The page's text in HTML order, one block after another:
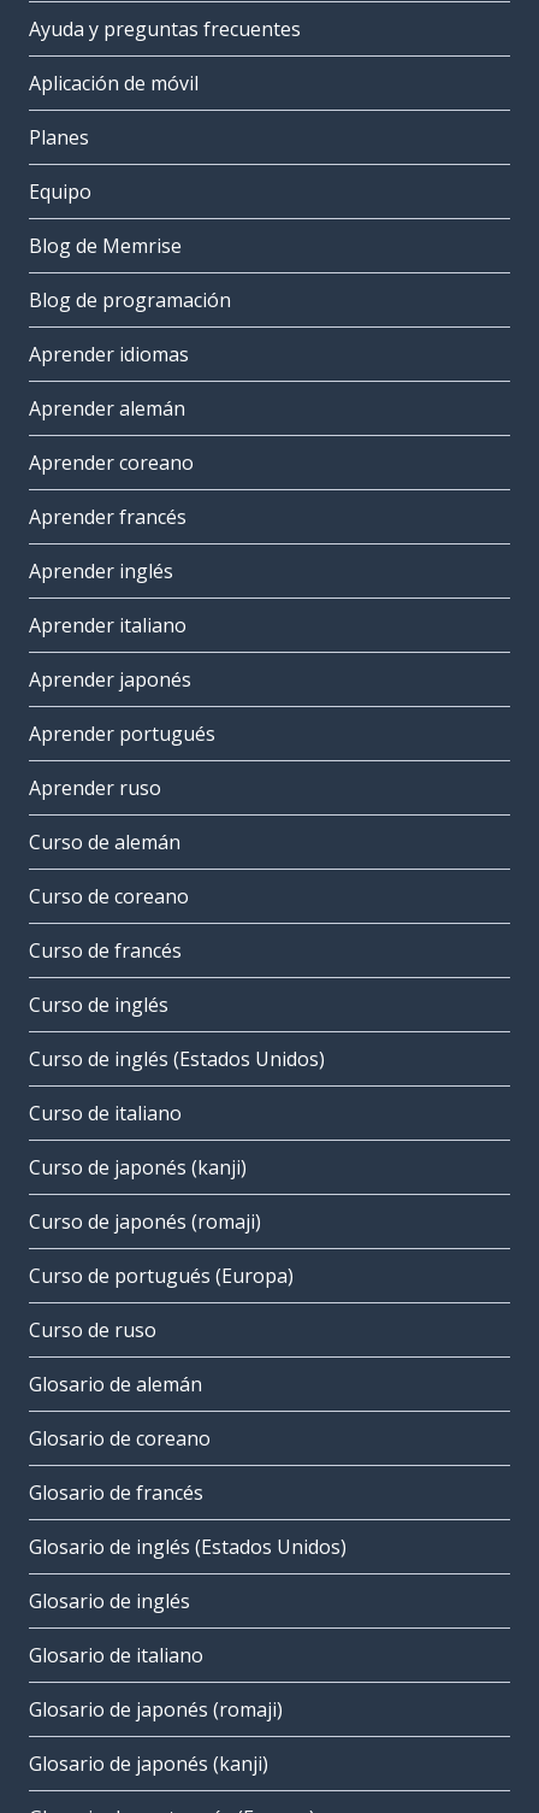
Ayuda y preguntas frecuentes
Aplicación de móvil
Planes
Equipo
Blog de Memrise
Blog de programación
Aprender idiomas
Aprender alemán
Aprender coreano
Aprender francés
Aprender inglés
Aprender italiano
Aprender japonés
Aprender portugués
Aprender ruso
Curso de alemán
Curso de coreano
Curso de francés
Curso de inglés
Curso de inglés (Estados Unidos)
Curso de italiano
Curso de japonés (kanji)
Curso de japonés (romaji)
Curso de portugués (Europa)
Curso de ruso
Glosario de alemán
Glosario de coreano
Glosario de francés
Glosario de inglés (Estados Unidos)
Glosario de inglés
Glosario de italiano
Glosario de japonés (romaji)
Glosario de japonés (kanji)